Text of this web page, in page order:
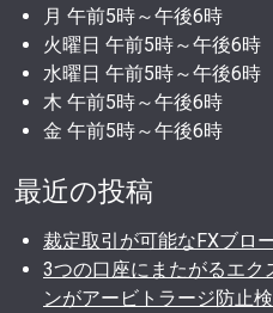
月 午前5時～午後6時
火曜日 午前5時～午後6時
水曜日 午前5時～午後6時
木 午前5時～午後6時
金 午前5時～午後6時
最近の投稿
裁定取引が可能なFXブロ
3つの口座にまたがるエク
ンがアービトラージ防止